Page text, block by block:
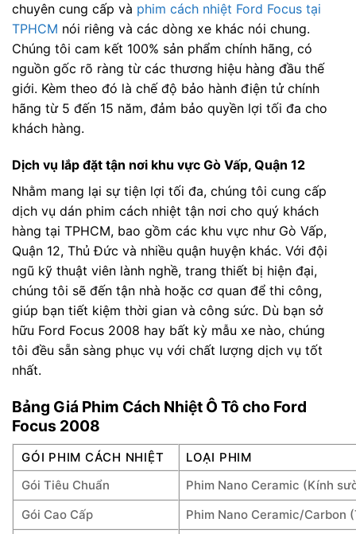
chuyên cung cấp và phim cách nhiệt Ford Focus tại
TPHCM nói riêng và các dòng xe khác nói chung.
Chúng tôi cam kết 100% sản phẩm chính hãng, có
nguồn gốc rõ ràng từ các thương hiệu hàng đầu thế
giới. Kèm theo đó là chế độ bảo hành điện tử chính
hãng từ 5 đến 15 năm, đảm bảo quyền lợi tối đa cho
khách hàng.
Dịch vụ lắp đặt tận nơi khu vực Gò Vấp, Quận 12
Nhằm mang lại sự tiện lợi tối đa, chúng tôi cung cấp
dịch vụ dán phim cách nhiệt tận nơi cho quý khách
hàng tại TPHCM, bao gồm các khu vực như Gò Vấp,
Quận 12, Thủ Đức và nhiều quận huyện khác. Với đội
ngũ kỹ thuật viên lành nghề, trang thiết bị hiện đại,
chúng tôi sẽ đến tận nhà hoặc cơ quan để thi công,
giúp bạn tiết kiệm thời gian và công sức. Dù bạn sở
hữu Ford Focus 2008 hay bất kỳ mẫu xe nào, chúng
tôi đều sẵn sàng phục vụ với chất lượng dịch vụ tốt
nhất.
Bảng Giá Phim Cách Nhiệt Ô Tô cho Ford
Focus 2008
GÓI PHIM CÁCH NHIỆT
LOẠI PHIM
Gói Tiêu Chuẩn
Phim Nano Ceramic (Kính
Gói Cao Cấp
Phim Nano Ceramic/Carbon